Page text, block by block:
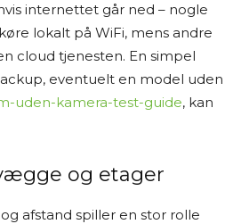
internettet går ned – nogle
lokalt på WiFi, mens andre
cloud tjenesten. En simpel
eventuelt en model uden
uden-kamera-test-guide, kan
og etager
afstand spiller en stor rolle